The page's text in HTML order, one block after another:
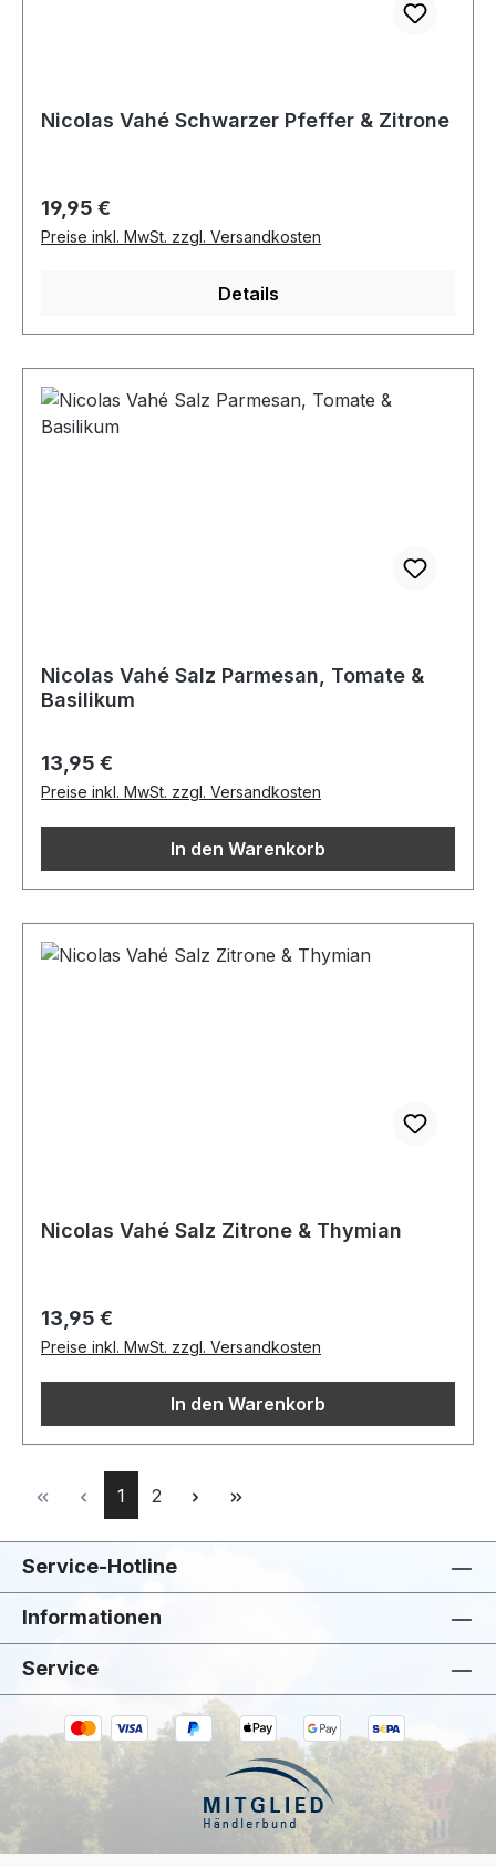
Nicolas Vahé Schwarzer Pfeffer & Zitrone
Regulärer Preis:
19,95 €
Preise inkl. MwSt. zzgl. Versandkosten
Details
Nicolas Vahé Salz Parmesan, Tomate &
Basilikum
Regulärer Preis:
13,95 €
Preise inkl. MwSt. zzgl. Versandkosten
In den Warenkorb
Nicolas Vahé Salz Zitrone & Thymian
Regulärer Preis:
13,95 €
Preise inkl. MwSt. zzgl. Versandkosten
In den Warenkorb
Seite
1 Seite
2
Service-Hotline
Informationen
Service